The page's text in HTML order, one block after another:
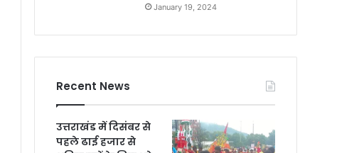
January 19, 2024
Recent News
उत्तराखंड में दिसंबर से
पहले ढाई हजार से